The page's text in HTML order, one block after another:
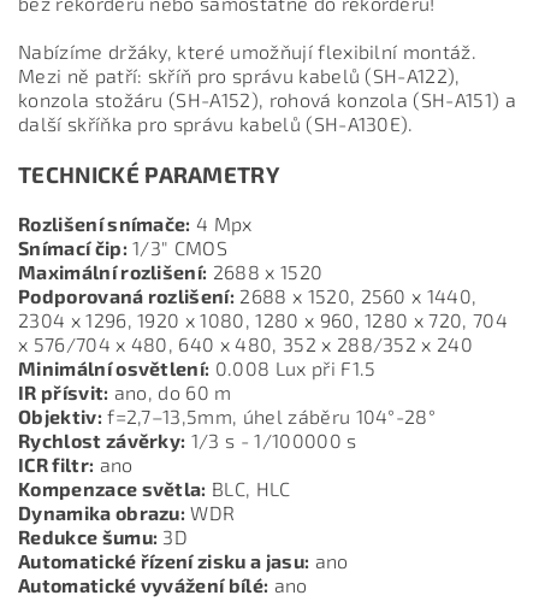
Nabízíme držáky, které umožňují flexibilní montáž.
Mezi ně patří: skříň pro správu kabelů (SH-A122),
konzola stožáru (SH-A152), rohová konzola (SH-A151) a
další skříňka pro správu kabelů (SH-A130E).
TECHNICKÉ PARAMETRY
Rozlišení snímače: 4 Mpx
Snímací čip: 1/3" CMOS
Maximální rozlišení: 2688 x 1520
Podporovaná rozlišení: 2688 x 1520, 2560 x 1440,
2304 x 1296, 1920 x 1080, 1280 x 960, 1280 x 720, 704
x 576/704 x 480, 640 x 480, 352 x 288/352 x 240
Minimální osvětlení: 0.008 Lux při F1.5
IR přísvit: ano, do 60 m
Objektiv: f=2,7–13,5mm, úhel záběru 104°-28°
Rychlost závěrky: 1/3 s - 1/100000 s
ICR filtr: ano
Kompenzace světla: BLC, HLC
Dynamika obrazu: WDR
Redukce šumu: 3D
Automatické řízení zisku a jasu: ano
Automatické vyvážení bílé: ano